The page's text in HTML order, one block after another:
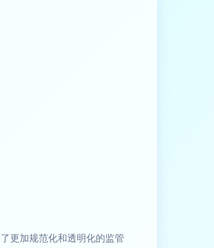
更加规范化和透明化的监管